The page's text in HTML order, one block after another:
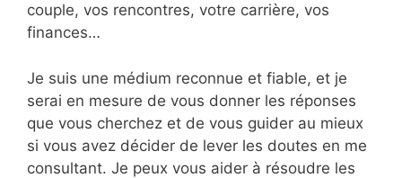
couple, vos rencontres, votre carrière, vos
finances…
Je suis une médium reconnue et fiable, et je
serai en mesure de vous donner les réponses
que vous cherchez et de vous guider au mieux
si vous avez décider de lever les doutes en me
consultant. Je peux vous aider à résoudre les